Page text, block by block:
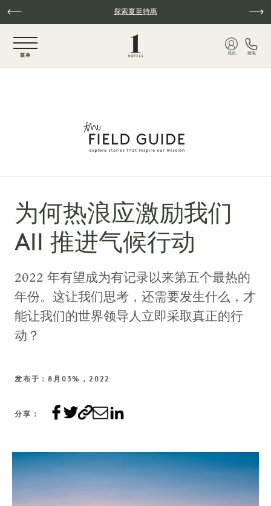
跳至主要内容 探索夏至特惠
菜单
成员 致电
为何热浪应激励我们
All 推进气候行动
2022 年有望成为有记录以来第五个最热的
年份。这让我们思考，还需要发生什么，才
能让我们的世界领导人立即采取真正的行
动？
发布于：8月03%，2022
分享：